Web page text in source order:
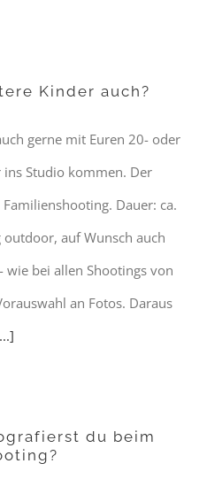
Kinder auch?
gerne mit Euren 20- oder
Studio kommen. Der
Dauer: ca.
auf Wunsch auch
bei allen Shootings von
an Fotos. Daraus
du beim